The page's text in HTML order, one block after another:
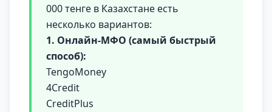
000 тенге в Казахстане есть
несколько вариантов:
1. Онлайн-МФО (самый быстрый
способ):
TengoMoney
4Credit
CreditPlus